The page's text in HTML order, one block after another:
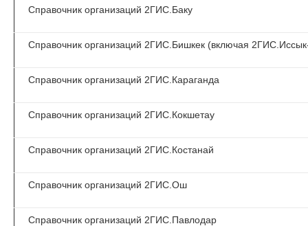
Справочник организаций 2ГИС.Баку
Справочник организаций 2ГИС.Бишкек (включая
Справочник организаций 2ГИС.Караганда
Справочник организаций 2ГИС.Кокшетау
Справочник организаций 2ГИС.Костанай
Справочник организаций 2ГИС.Ош
Справочник организаций 2ГИС.Павлодар